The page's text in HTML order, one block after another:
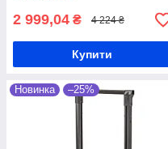
2 999,04 ₴ 4 224 ₴
Купити
Новинка –25%